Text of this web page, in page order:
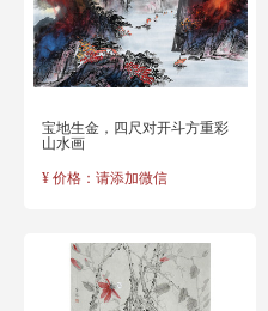
宝地生金，四尺对开斗方重彩
山水画
¥ 价格：请添加微信